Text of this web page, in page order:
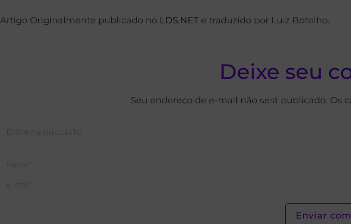
Artigo Originalmente publicado no LDS.NET e traduzido por Luiz Botelho.
Deixe seu
Seu endereço de e-mail não será publicado. Os